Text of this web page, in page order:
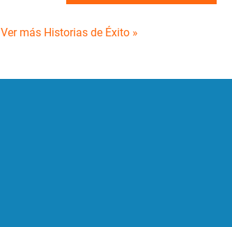
Ver más Historias de Éxito »